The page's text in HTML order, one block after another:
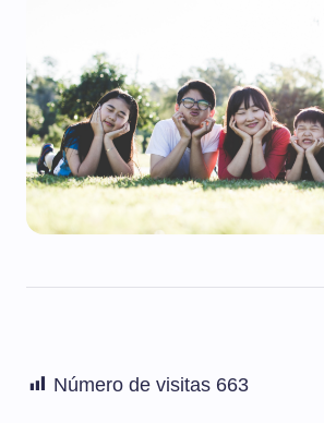
Número de visitas 663